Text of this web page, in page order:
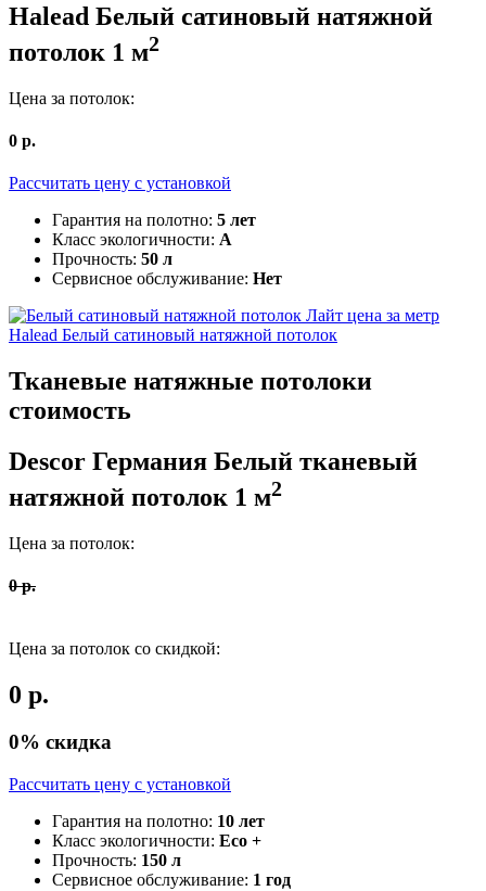
Halead Белый сатиновый натяжной
потолок 1 м2
Цена за потолок:
0 р.
Рассчитать цену c установкой
Гарантия на полотно: 5 лет
Класс экологичности: А
Прочность: 50 л
Сервисное обслуживание: Нет
Halead Белый сатиновый натяжной потолок
Тканевые натяжные потолоки
стоимость
Descor Германия Белый тканевый
натяжной потолок 1 м2
Цена за потолок:
0р.
Цена за потолок со скидкой:
0 р.
0% скидка
Рассчитать цену c установкой
Гарантия на полотно: 10 лет
Класс экологичности: Eco +
Прочность: 150 л
Сервисное обслуживание: 1 год